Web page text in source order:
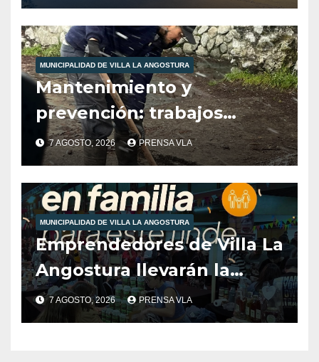
MUNICIPALIDAD DE VILLA LA ANGOSTURA
Mantenimiento y
prevención: trabajos
municipales ante las
condiciones climáticas.
7 AGOSTO, 2026 PRENSA VLA
MUNICIPALIDAD DE VILLA LA ANGOSTURA
Emprendedores de Villa La
Angostura llevarán la
producción local a Tienda
de Sabores.
7 AGOSTO, 2026 PRENSA VLA